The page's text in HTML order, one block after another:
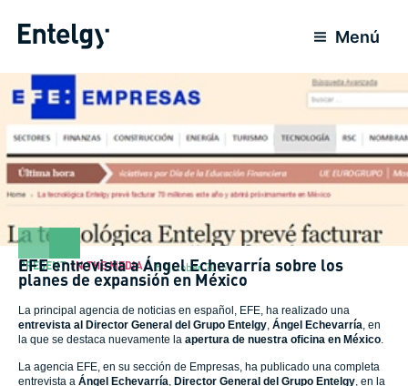
Menú
PRESENT,IN THE MEDIA 5 October 2015
EFE entrevista a Ángel Echevarría sobre los
planes de expansión en México
La principal agencia de noticias en español, EFE, ha realizado una
entrevista al Director General del Grupo Entelgy, Ángel Echevarría, en
la que se destaca nuevamente la apertura de nuestra oficina en México.
La agencia EFE, en su sección de Empresas, ha publicado una completa
entrevista a Ángel Echevarría Director General del Grupo Entelgy , en la